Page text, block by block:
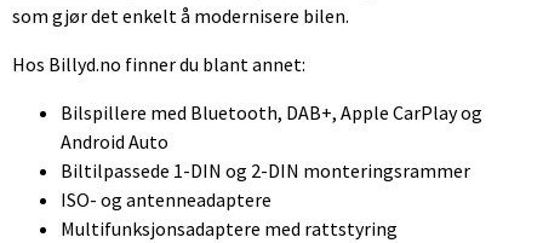
som gjør det enkelt å modernisere bilen.
Hos Billyd.no finner du blant annet:
Bilspillere med Bluetooth, DAB+, Apple CarPlay og
Android Auto
Biltilpassede 1-DIN og 2-DIN monteringsrammer
ISO- og antenneadaptere
Multifunksjonsadaptere med rattstyring